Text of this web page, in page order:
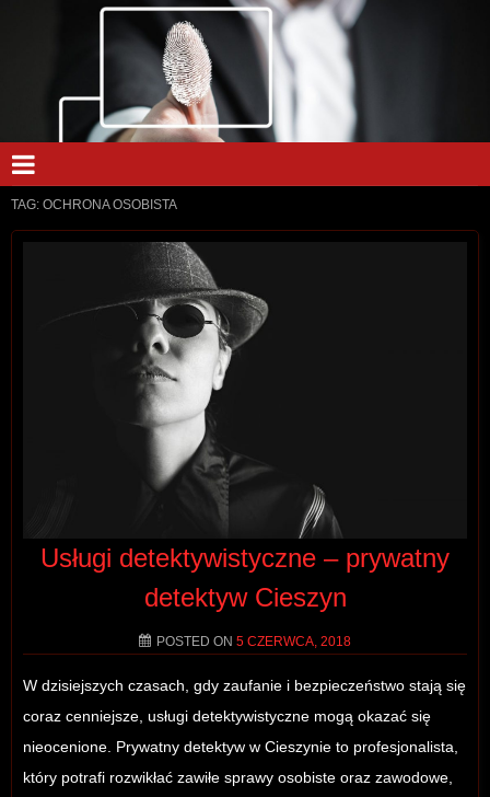
TAG: OCHRONA OSOBISTA
Usługi detektywistyczne – prywatny
detektyw Cieszyn
POSTED ON 5 CZERWCA, 2018
W dzisiejszych czasach, gdy zaufanie i bezpieczeństwo stają się
coraz cenniejsze, usługi detektywistyczne mogą okazać się
nieocenione. Prywatny detektyw w Cieszynie to profesjonalista,
który potrafi rozwikłać zawiłe sprawy osobiste oraz zawodowe,